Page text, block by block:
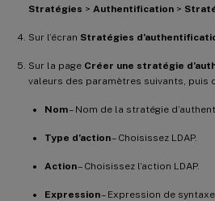
Stratégies > Authentification >
Sur l’écran Stratégies
Sur la page Créer une stratégie
valeurs des paramètres suivants, puis
Nom– Nom de la stratégie
Type d’action– Choisissez LDAP.
Action– Choisissez l’action LDAP.
Expression– Expression de